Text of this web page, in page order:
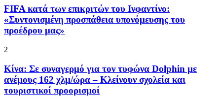
FIFA κατά των επικριτών του Ινφαντίνο:
«Συντονισμένη προσπάθεια υπονόμευσης του
προέδρου μας»
2
Κίνα: Σε συναγερμό για τον τυφώνα Dolphin με
ανέμους 162 χλμ/ώρα – Κλείνουν σχολεία και
τουριστικοί προορισμοί